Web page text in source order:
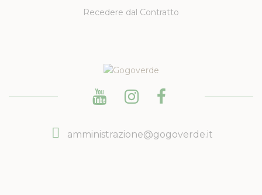
Recedere dal Contratto
amministrazione@gogoverde.it